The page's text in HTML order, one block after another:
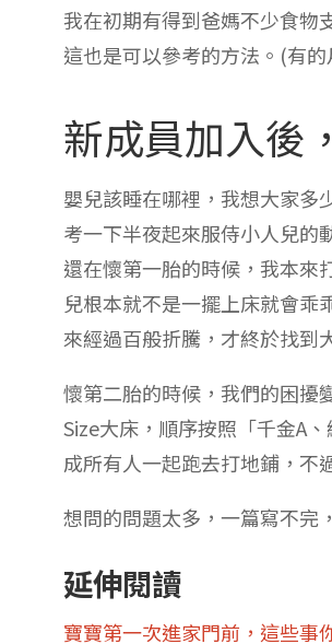
我在初期有得到爸媽不少食物
這也是可以參考的方法。(有
新成員加入後
嬰兒該睡在哪裡，我想大家多
考一下半夜起來服侍小人兒的
還在懷第一胎的時候，我本來
兒根本就不是一擺上床就會乖
來經過百般折騰，才終於找到
懷第二胎的時候，我們的困擾
Size大床，順序按照「千金A
成所有人一起跑去打地鋪，不
想問的問題太多，一篇寫不完
延伸閱讀
寶寶第一次進家門前，這些事